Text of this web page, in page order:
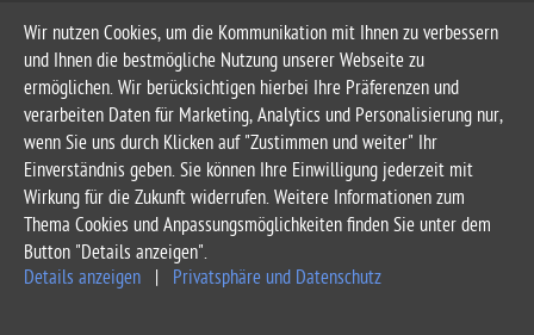
Wir nutzen Cookies, um die Kommunikation mit Ihnen zu verbessern
und Ihnen die bestmögliche Nutzung unserer Webseite zu
ermöglichen. Wir berücksichtigen hierbei Ihre Präferenzen und
verarbeiten Daten für Marketing, Analytics und Personalisierung nur,
wenn Sie uns durch Klicken auf "Zustimmen und weiter" Ihr
Einverständnis geben. Sie können Ihre Einwilligung jederzeit mit
Wirkung für die Zukunft widerrufen. Weitere Informationen zum
Thema Cookies und Anpassungsmöglichkeiten finden Sie unter dem
Button "Details anzeigen".
Details anzeigen
Privatsphäre und Datenschutz